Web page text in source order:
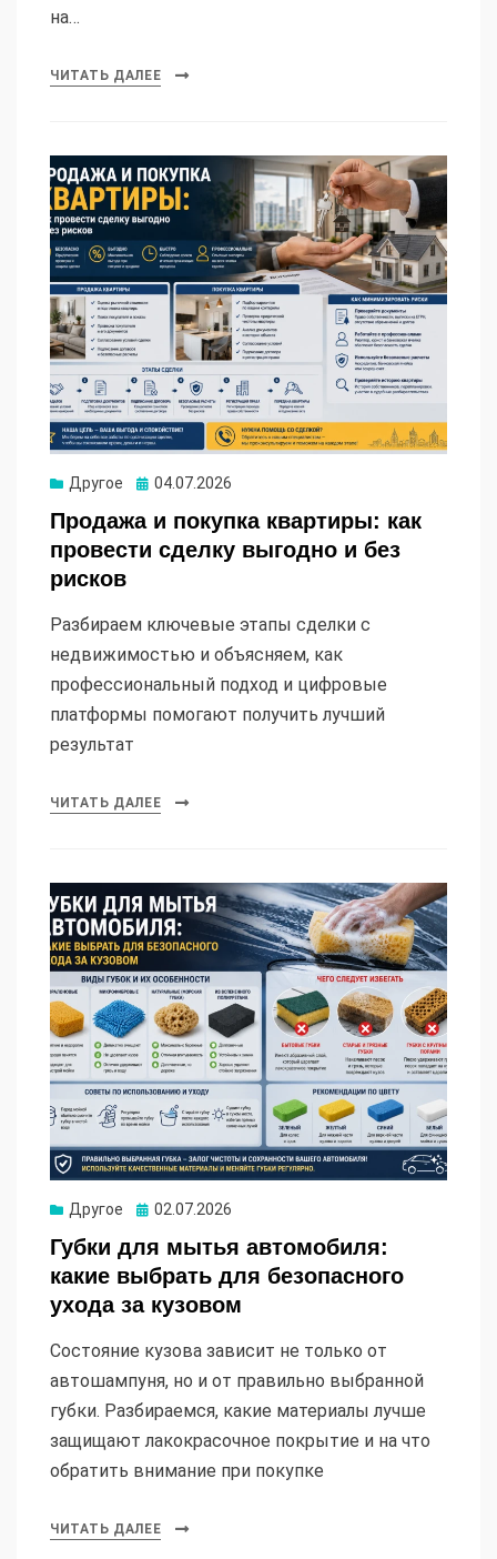
на…
ЧИТАТЬ ДАЛЕЕ
Другое Опубликовано
04.07.2026
Продажа и покупка квартиры: как
провести сделку выгодно и без
рисков
Разбираем ключевые этапы сделки с
недвижимостью и объясняем, как
профессиональный подход и цифровые
платформы помогают получить лучший
результат
ЧИТАТЬ ДАЛЕЕ
Другое Опубликовано
02.07.2026
Губки для мытья автомобиля:
какие выбрать для безопасного
ухода за кузовом
Состояние кузова зависит не только от
автошампуня, но и от правильно выбранной
губки. Разбираемся, какие материалы лучше
защищают лакокрасочное покрытие и на что
обратить внимание при покупке
ЧИТАТЬ ДАЛЕЕ